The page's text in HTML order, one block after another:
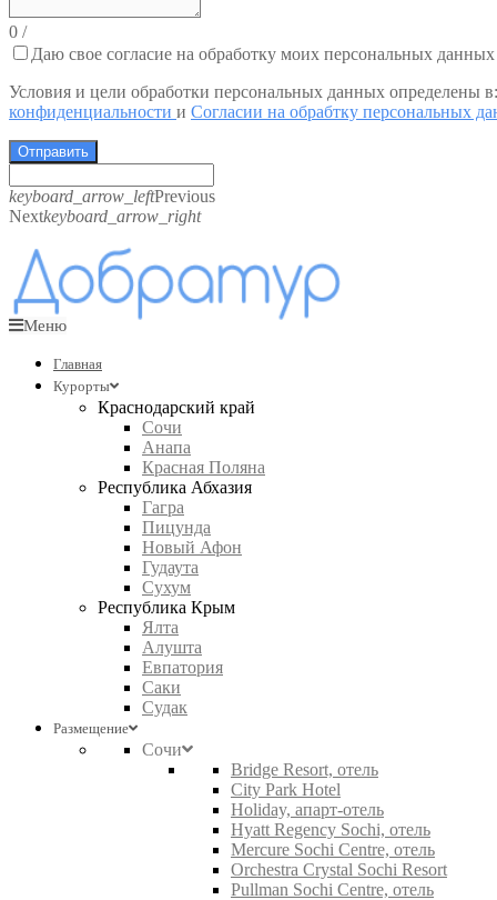
0 /
Даю свое согласие на обработку моих персональных данных
Условия и цели обработки персональных данных определены
конфиденциальности и Согласии на обрабтку персональных
Отправить
keyboard_arrow_leftPrevious
Nextkeyboard_arrow_right
Меню
Главная
Курорты
Краснодарский край
Сочи
Анапа
Красная Поляна
Республика Абхазия
Гагра
Пицунда
Новый Афон
Гудаута
Сухум
Республика Крым
Ялта
Алушта
Евпатория
Саки
Судак
Размещение
Сочи
Bridge Resort, отель
City Park Hotel
Holiday, апарт-отель
Hyatt Regency Sochi, отель
Mercure Sochi Centre, отель
Orchestra Crystal Sochi Resort
Pullman Sochi Centre, отель